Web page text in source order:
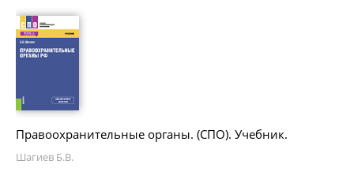
Правоохранительные органы. (СПО). Учебник.
Шагиев Б.В.